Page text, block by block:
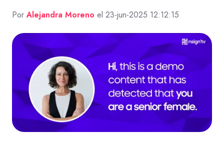
PorAlejandra Moreno el 23-jun-2025 12:12:15